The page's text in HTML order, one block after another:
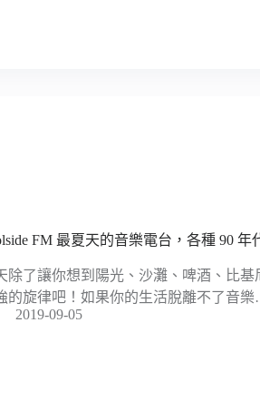
FM 最夏天的音樂電台，各種 90 年
除了讓你想到陽光、沙灘、啤酒、比
的旋律吧！如果你的生活脫離不了音
2019-09-05